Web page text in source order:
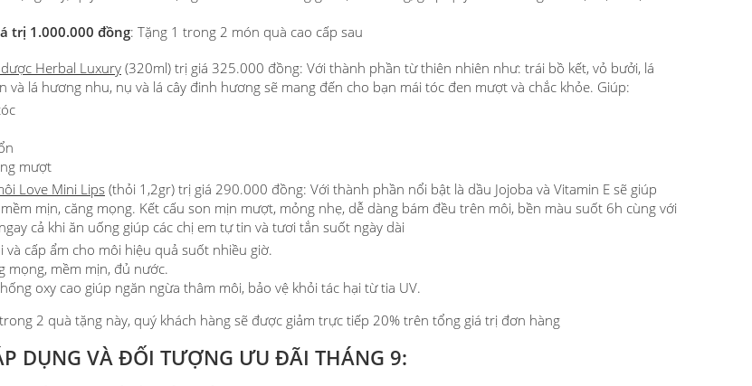
trị 1.000.000 đồng: Tặng 1 trong 2 món quà cao cấp sau
Herbal Luxury(320ml) trị giá 325.000 đồng: Với thành phần từ thiên nhiên như: trái bồ kết, vỏ bưởi, lá
và lá hương nhu, nụ và lá cây đinh hương sẽ mang đến cho bạn mái tóc đen mượt và chắc khỏe. Giúp:
mượt
Love Mini Lips(thỏi 1,2gr) trị giá 290.000 đồng: Với thành phần nổi bật là dầu Jojoba và Vitamin E sẽ giúp
mịn, căng mọng. Kết cấu son mịn mượt, mỏng nhẹ, dễ dàng bám đều trên môi, bền màu suốt 6h cùng với
cả khi ăn uống giúp các chị em tự tin và tươi tắn suốt ngày dài
và cấp ẩm cho môi hiệu quả suốt nhiều giờ.
mọng, mềm mịn, đủ nước.
oxy cao giúp ngăn ngừa thâm môi, bảo vệ khỏi tác hại từ tia UV.
2 quà tặng này, quý khách hàng sẽ được giảm trực tiếp 20% trên tổng giá trị đơn hàng
DỤNG VÀ ĐỐI TƯỢNG ƯU ĐÃI THÁNG 9: